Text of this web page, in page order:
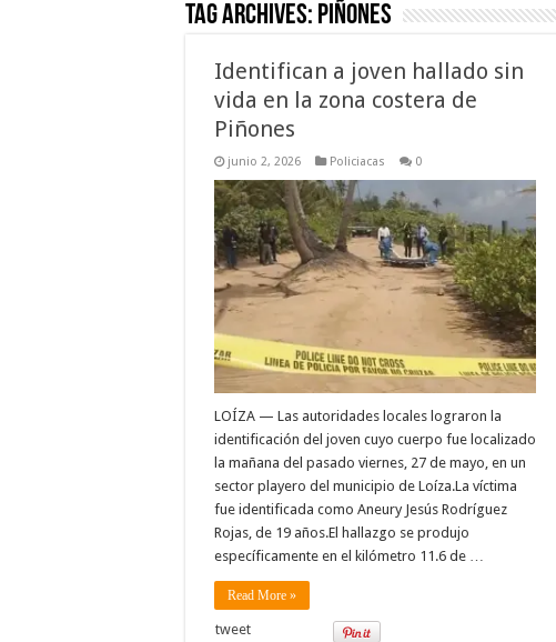
Tag Archives: Piñones
Identifican a joven hallado sin
vida en la zona costera de
Piñones
junio 2, 2026 Policiacas 0
LOÍZA — Las autoridades locales lograron la
identificación del joven cuyo cuerpo fue localizado
la mañana del pasado viernes, 27 de mayo, en un
sector playero del municipio de Loíza.La víctima
fue identificada como Aneury Jesús Rodríguez
Rojas, de 19 años.El hallazgo se produjo
específicamente en el kilómetro 11.6 de …
Read More »
tweet